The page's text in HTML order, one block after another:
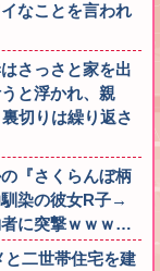
なことを言われ
さっさと家を出
と浮かれ、親
切りは繰り返さ
『さくらんぼ柄
染の彼女R子→
者に突撃ｗｗｗ…
と二世帯住宅を建